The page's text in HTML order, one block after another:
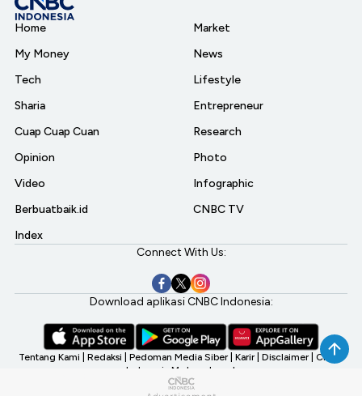
Home
My Money
Tech
Sharia
Cuap Cuap Cuan
Opinion
Video
Berbuatbaik.id
Index
Market
News
Lifestyle
Entrepreneur
Research
Photo
Infographic
CNBC TV
Connect With Us:
Download aplikasi CNBC Indonesia:
Tentang Kami Redaksi Pedoman Media Siber Karir Disclaimer CNBC
Indonesia My Investment
©2026 CNBC Indonesia, A Transmedia Company